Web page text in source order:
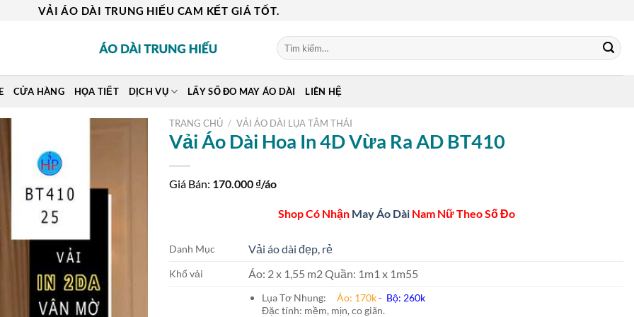
VẢI ÁO DÀI TRUNG HIẾU CAM KẾT GIÁ TỐT.
Tìm
kiếm:
CỬA HÀNG HỌA TIẾT DỊCH VỤ LẤY SỐ ĐO MAY ÁO DÀI LIÊN HỆ
TRANG CHỦ / VẢI ÁO DÀI LỤA TẰM THÁI
Vải Áo Dài Hoa In 4D Vừa Ra AD BT410
Giá Bán: 170.000 ₫/áo
Shop Có Nhận May Áo DàiNam Nữ Theo Số Đo
Danh Mục Vải áo dài đẹp, rẻ
Khổ vải Áo: 2 x 1,55 m2 Quần: 1m1 x 1m55
Lụa Tơ Nhung: Áo: 170k- Bộ: 260k
Đặc tính: mềm, mịn, co giãn.